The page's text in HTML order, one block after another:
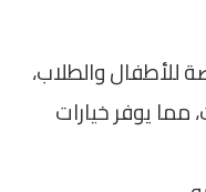
والطلاب،
يوفر خيارات